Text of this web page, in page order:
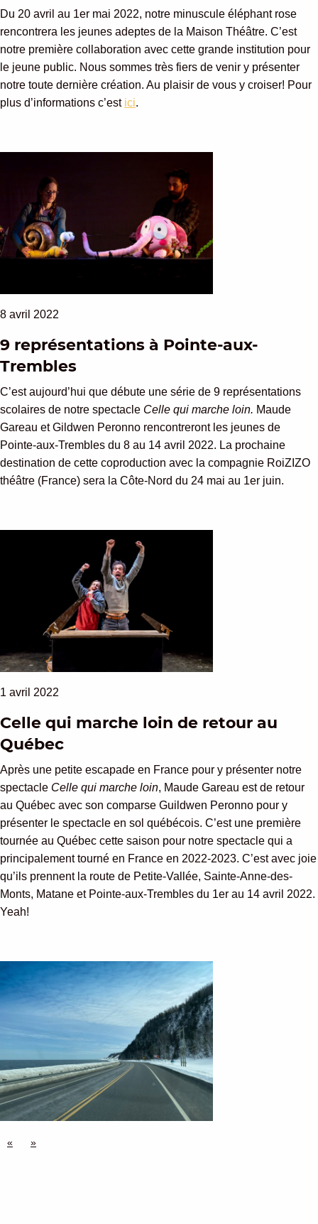
Du 20 avril au 1er mai 2022, notre minuscule éléphant rose
rencontrera les jeunes adeptes de la Maison Théâtre. C’est
notre première collaboration avec cette grande institution pour
le jeune public. Nous sommes très fiers de venir y présenter
notre toute dernière création. Au plaisir de vous y croiser! Pour
plus d’informations c’est ici.
8 avril 2022
9 représentations à Pointe-aux-
Trembles
C’est aujourd’hui que débute une série de 9 représentations
scolaires de notre spectacle Celle qui marche loin. Maude
Gareau et Gildwen Peronno rencontreront les jeunes de
Pointe-aux-Trembles du 8 au 14 avril 2022. La prochaine
destination de cette coproduction avec la compagnie RoiZIZO
théâtre (France) sera la Côte-Nord du 24 mai au 1er juin.
1 avril 2022
Celle qui marche loin de retour au
Québec
Après une petite escapade en France pour y présenter notre
spectacle Celle qui marche loin, Maude Gareau est de retour
au Québec avec son comparse Guildwen Peronno pour y
présenter le spectacle en sol québécois. C’est une première
tournée au Québec cette saison pour notre spectacle qui a
principalement tourné en France en 2022-2023. C’est avec joie
qu’ils prennent la route de Petite-Vallée, Sainte-Anne-des-
Monts, Matane et Pointe-aux-Trembles du 1er au 14 avril 2022.
Yeah!
« »